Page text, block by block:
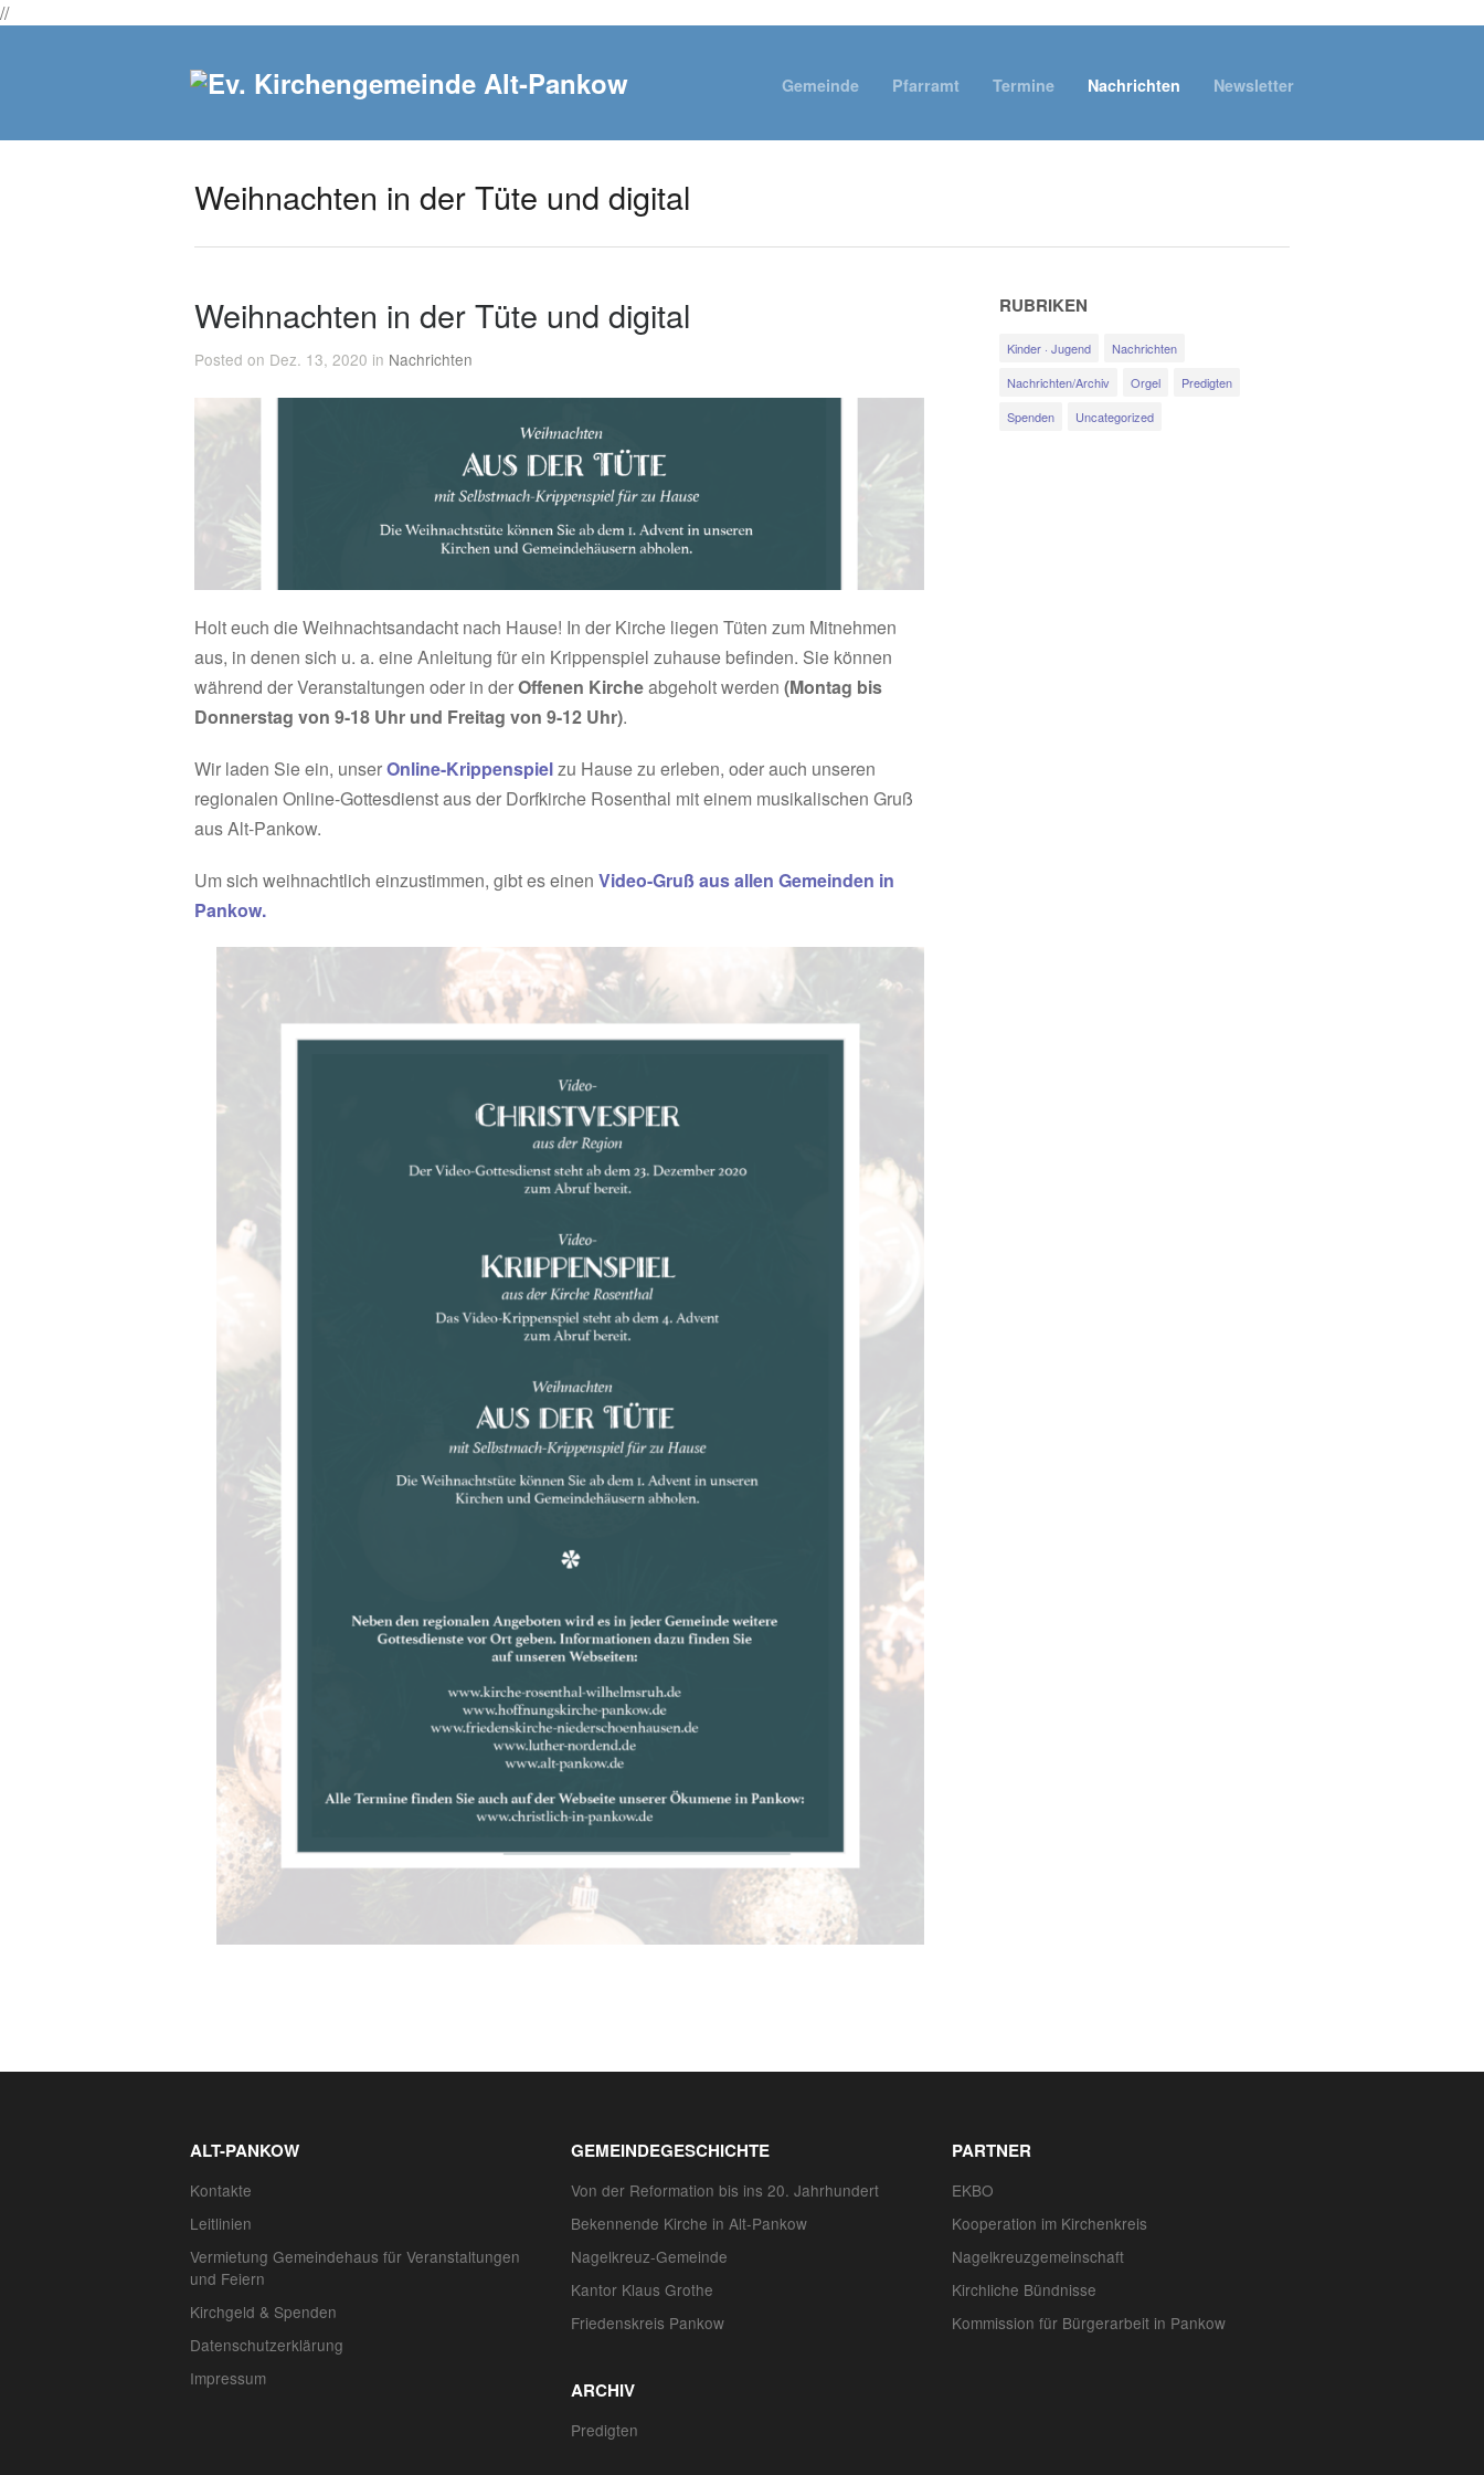
//
Gemeinde Pfarramt Termine Nachrichten Newsletter
Weihnachten in der Tüte und digital
Weihnachten in der Tüte und digital
Posted on Dez. 13, 2020 in Nachrichten
Holt euch die Weihnachtsandacht nach Hause! In der Kirche liegen Tüten zum Mitnehmen
aus, in denen sich u. a. eine Anleitung für ein Krippenspiel zuhause befinden. Sie können
während der Veranstaltungen oder in derOffenen Kircheabgeholt werden (Montag bis
Donnerstag von 9-18 Uhr und Freitag von 9-12 Uhr).
Wir laden Sie ein, unserOnline-Krippenspielzu Hause zu erleben, oder auch unseren
regionalen Online-Gottesdienst aus der Dorfkirche Rosenthal mit einem musikalischen Gruß
aus Alt-Pankow.
Um sich weihnachtlich einzustimmen, gibt es einen Video-Gruß aus allen Gemeinden in
Pankow.
RUBRIKEN
Kinder · Jugend
Nachrichten
Nachrichten/Archiv
Orgel
Predigten
Spenden
Uncategorized
ALT-PANKOW
Kontakte
Leitlinien
Vermietung Gemeindehaus für Veranstaltungen
und Feiern
Kirchgeld & Spenden
Datenschutzerklärung
Impressum
GEMEINDEGESCHICHTE
Von der Reformation bis ins 20. Jahrhundert
Bekennende Kirche in Alt-Pankow
Nagelkreuz-Gemeinde
Kantor Klaus Grothe
Friedenskreis Pankow
PARTNER
EKBO
Kooperation im Kirchenkreis
Nagelkreuzgemeinschaft
Kirchliche Bündnisse
Kommission für Bürgerarbeit in Pankow
ARCHIV
Predigten